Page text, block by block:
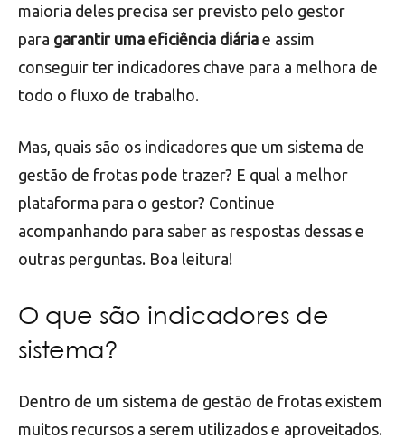
maioria deles precisa ser previsto pelo gestor
para garantir uma eficiência diária e assim
conseguir ter indicadores chave para a melhora de
todo o fluxo de trabalho.
Mas, quais são os indicadores que um sistema de
gestão de frotas pode trazer? E qual a melhor
plataforma para o gestor? Continue
acompanhando para saber as respostas dessas e
outras perguntas. Boa leitura!
O que são indicadores de
sistema?
Dentro de um sistema de gestão de frotas existem
muitos recursos a serem utilizados e aproveitados.